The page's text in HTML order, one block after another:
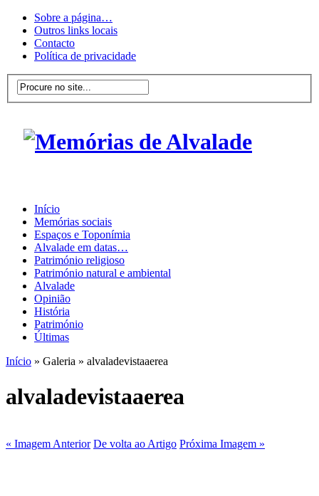
Sobre a página…
Outros links locais
Contacto
Política de privacidade
Início
Memórias sociais
Espaços e Toponímia
Alvalade em datas…
Património religioso
Património natural e ambiental
Alvalade
Opinião
História
Património
Últimas
Início » Galeria » alvaladevistaaerea
alvaladevistaaerea
« Imagem Anterior De volta ao Artigo Próxima Imagem »